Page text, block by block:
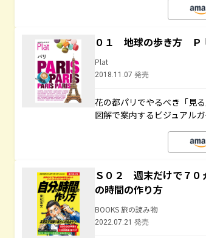
０１ 地球の歩き方 Ｐ
Plat
2018.11.07 発売
花の都パリでやるべき「見
図解で案内するビジュアルガ
Ｓ０２ 週末だけで７０
の時間の作り方
BOOKS 旅の読み物
2022.07.21 発売